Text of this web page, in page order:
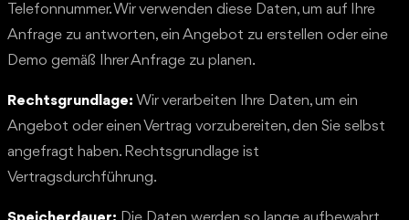
Telefonnummer. Wir verwenden diese Daten, um auf Ihre
Anfrage zu antworten, ein Angebot zu erstellen oder eine
Demo gemäß Ihrer Anfrage zu planen.
Rechtsgrundlage: Wir verarbeiten Ihre Daten, um ein
Angebot oder einen Vertrag vorzubereiten, den Sie selbst
angefragt haben. Rechtsgrundlage ist
Vertragsdurchführung.